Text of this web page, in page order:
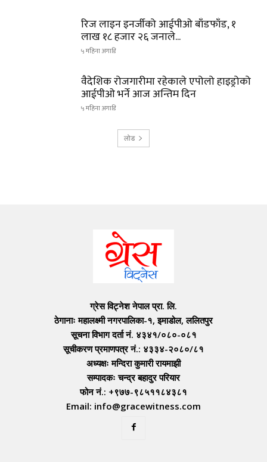
रिज लाइन इनर्जीको आईपीओ बाँडफाँड, १
लाख १८ हजार २६ जनाले...
५ महिना अगाडि
वैदेशिक रोजगारीमा रहेकाले एपोलो हाइड्रोको
आईपीओ भर्ने आज अन्तिम दिन
५ महिना अगाडि
लोड
ग्रेस विट्नेश नेपाल प्रा. लि.
ठेगानाः महालक्ष्मी नगरपालिका-१, इमाडोल, ललितपुर
सूचना विभाग दर्ता नं. ४३४१/०८०-०८१
सूचीकरण प्रमाणपत्र नं.: ४३३४-२०८०/८१
अध्यक्षः मन्दिरा कुमारी रायमाझी
सम्पादकः चन्द्र बहादुर परियार
फोन नं.: +९७७-९८५११८४३८१
Email: info@gracewitness.com